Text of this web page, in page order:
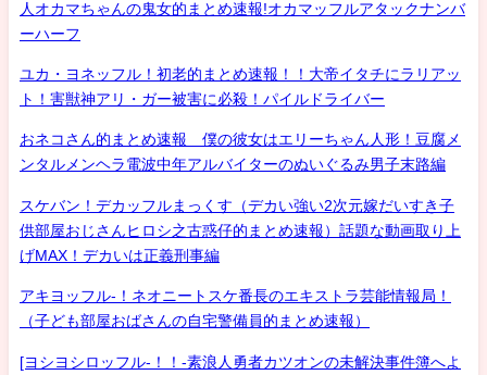
人オカマちゃんの鬼女的まとめ速報!オカマッフルアタックナンバ
ーハーフ
ユカ・ヨネッフル！初老的まとめ速報！！大帝イタチにラリアッ
ト！害獣神アリ・ガー被害に必殺！パイルドライバー
おネコさん的まとめ速報 僕の彼女はエリーちゃん人形！豆腐メ
ンタルメンヘラ電波中年アルバイターのぬいぐるみ男子末路編
スケバン！デカッフルまっくす（デカい強い2次元嫁だいすき子
供部屋おじさんヒロシ之古惑仔的まとめ速報）話題な動画取り上
げMAX！デカいは正義刑事編
アキヨッフル-！ネオニートスケ番長のエキストラ芸能情報局！
（子ども部屋おばさんの自宅警備員的まとめ速報）
[ヨシヨシロッフル-！！-素浪人勇者カツオンの未解決事件簿へよ